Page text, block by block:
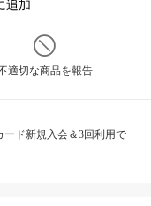
追加
適切な商品を報告
ード新規入会＆3回利用で